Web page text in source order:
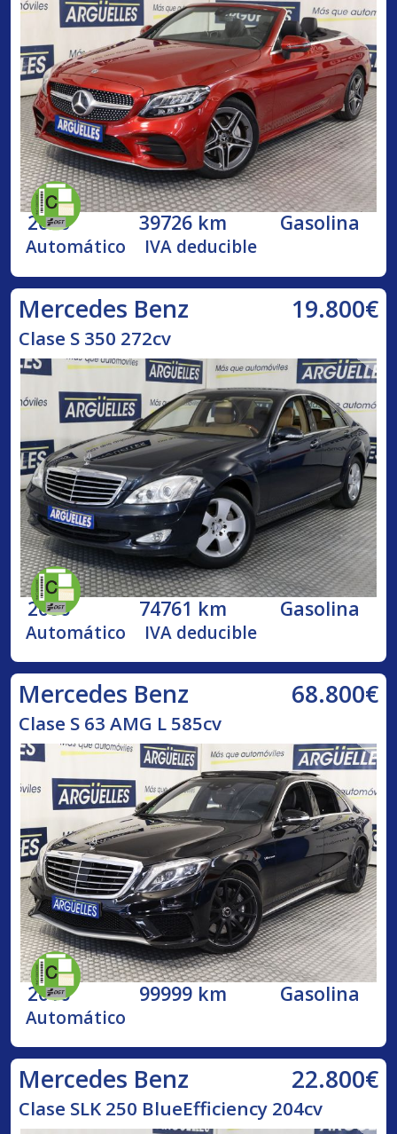
2020 39726 km Gasolina
Automático IVA deducible
Mercedes Benz 19.800€
Clase S 350 272cv
2006 74761 km Gasolina
Automático IVA deducible
Mercedes Benz 68.800€
Clase S 63 AMG L 585cv
2016 99999 km Gasolina
Automático
Mercedes Benz 22.800€
Clase SLK 250 BlueEfficiency 204cv